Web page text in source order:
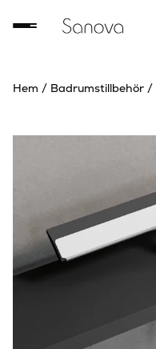
Hem / Badrumstillbehör /